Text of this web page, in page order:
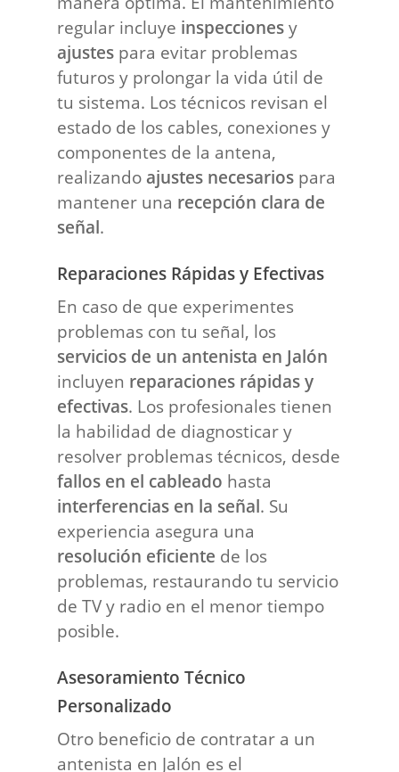
regular incluye inspecciones y
ajustes para evitar problemas
futuros y prolongar la vida útil de
tu sistema. Los técnicos revisan el
estado de los cables, conexiones y
componentes de la antena,
realizando ajustes necesarios para
mantener una recepción clara de
señal.
Reparaciones Rápidas y Efectivas
En caso de que experimentes
problemas con tu señal, los
servicios de un antenista en Jalón
incluyen reparaciones rápidas y
efectivas. Los profesionales tienen
la habilidad de diagnosticar y
resolver problemas técnicos, desde
fallos en el cableado hasta
interferencias en la señal. Su
experiencia asegura una
resolución eficiente de los
problemas, restaurando tu servicio
de TV y radio en el menor tiempo
posible.
Asesoramiento Técnico
Personalizado
Otro beneficio de contratar a un
antenista en Jalón es el